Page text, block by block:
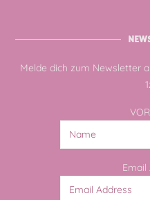
Melde dich zum Newsletter
Email